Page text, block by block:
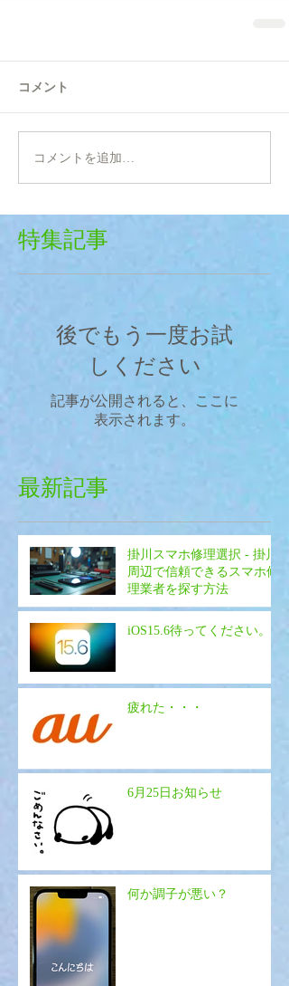
コメント
コメントを追加…
特集記事
後でもう一度お試
しください
記事が公開されると、ここに
表示されます。
最新記事
掛川スマホ修理選択 - 掛川
周辺で信頼できるスマホ修
理業者を探す方法
iOS15.6待ってください。
疲れた・・・
6月25日お知らせ
何か調子が悪い？